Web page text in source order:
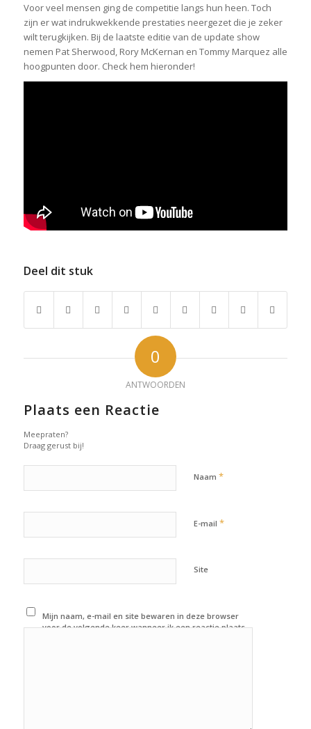
Voor veel mensen ging de competitie langs hun heen. Toch
zijn er wat indrukwekkende prestaties neergezet die je zeker
wilt terugkijken. Bij de laatste editie van de update show
nemen Pat Sherwood, Rory McKernan en Tommy Marquez alle
hoogpunten door. Check hem hieronder!
Deel dit stuk
0
ANTWOORDEN
Plaats een Reactie
Meepraten?
Draag gerust bij!
Naam *
E-mail *
Site
Mijn naam, e-mail en site bewaren in deze browser
voor de volgende keer wanneer ik een reactie plaats.